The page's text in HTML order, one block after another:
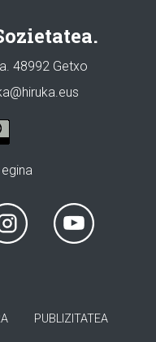
48992 Getxo
PUBLIZITATEA